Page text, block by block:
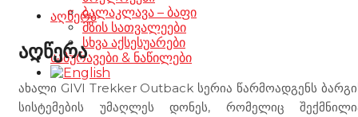
ბალაკლავა – ბაფი
მზის სათვალეები
სხვა აქსესუარები
საბურავები & ნაწილები
აღწერა
აღწერა
ახალი GIVI Trekker Outback სერია წარმოადგენს
სისტემების უმაღლეს დონეს, რომელიც